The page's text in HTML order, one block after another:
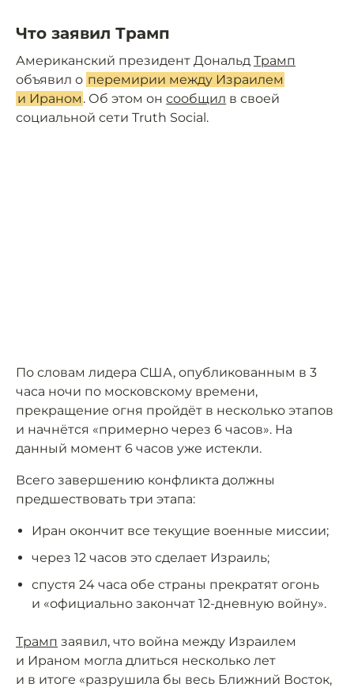
Что заявил Трамп
Американский президент Дональд Трамп
объявил о перемирии между Израилем
и Ираном . Об этом онсообщил в своей
социальной сети Truth Social.
По словам лидера США, опубликованным в 3
часа ночи по московскому времени,
прекращение огня пройдёт в несколько этапов
и начнётся «примерно через 6 часов». На
данный момент 6 часов уже истекли.
Всего завершению конфликта должны
предшествовать три этапа:
Иран окончит все текущие военные миссии;
через 12 часов это сделает Израиль;
спустя 24 часа обе страны прекратят огонь
и «официально закончат 12-дневную войну».
Трамп заявил, что война между Израилем
и Ираном могла длиться несколько лет
и в итоге «разрушила бы весь Ближний Восток,